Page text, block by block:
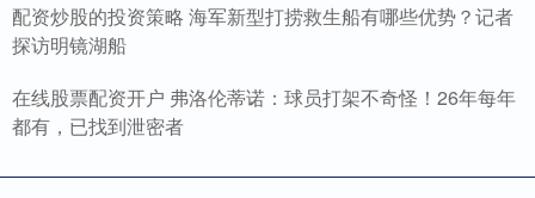
配资炒股的投资策略 海军新型打捞救生船有哪些优势？记者
探访明镜湖船
在线股票配资开户 弗洛伦蒂诺：球员打架不奇怪！26年每年
都有，已找到泄密者